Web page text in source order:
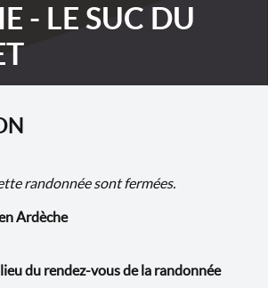
- LE SUC DU
randonnée sont fermées.
Ardèche
du rendez-vous de la randonnée